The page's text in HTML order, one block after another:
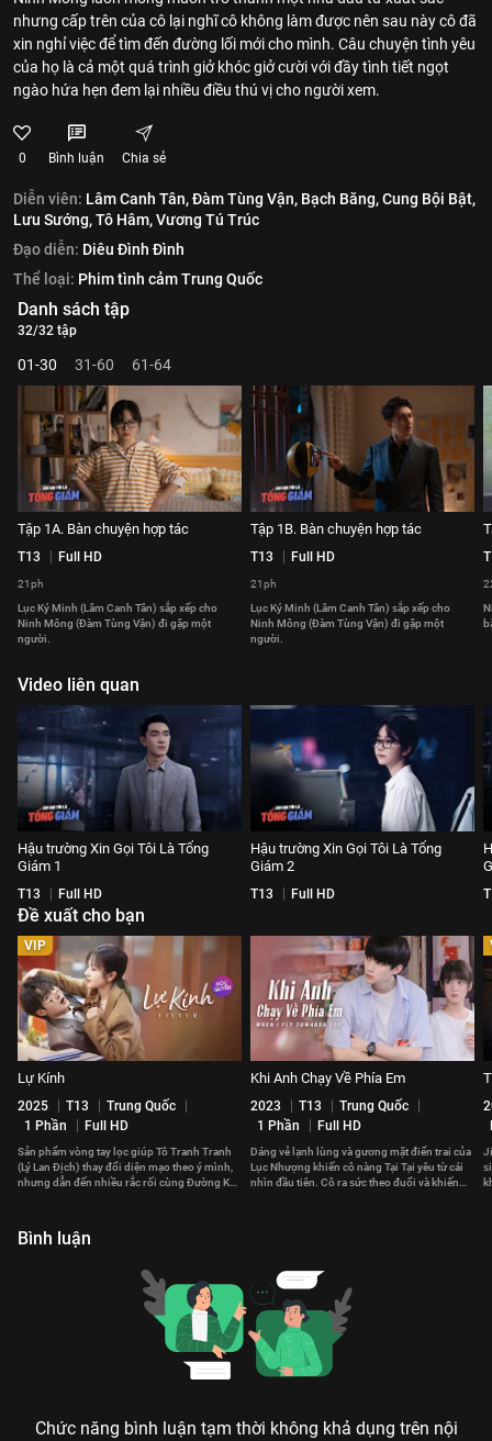
nhưng cấp trên của cô lại nghĩ cô không làm được nên sau này cô đã
xin nghỉ việc để tìm đến đường lối mới cho mình. Câu chuyện tình yêu
của họ là cả một quá trình giở khóc giở cười với đầy tình tiết ngọt
ngào hứa hẹn đem lại nhiều điều thú vị cho người xem.
0 Bình luận Chia sẻ
Diễn viên: Lâm Canh Tân,Đàm Tùng Vận, Bạch Băng,Cung Bội Bật,
Lưu Sướng,Tô Hâm,Vương Tú Trúc
Đạo diễn: Diêu Đình Đình
Thể loại: Phim tình cảm Trung Quốc
Danh sách tập
32/32 tập
01-30 31-60 61-64
Tập 1A. Bàn chuyện hợp tác
T13 Full HD
21ph
Lục Ký Minh (Lâm Canh Tân) sắp xếp cho
Ninh Mông (Đàm Tùng Vận) đi gặp một
người.
Tập 1B. Bàn chuyện hợp tác
T13 Full HD
21ph
Lục Ký Minh (Lâm Canh Tân) sắp xếp cho
Ninh Mông (Đàm Tùng Vận) đi gặp một
người.
Video liên quan
Hậu trường Xin Gọi Tôi Là Tổng
Giám 1
T13 Full HD
Hậu trường Xin Gọi Tôi Là Tổng
Giám 2
T13 Full HD
Đề xuất cho bạn
VIP
Lự Kính
2025 T13
Trung Quốc
1 Phần
Full HD
Sản phẩm vòng tay lọc giúp Tô Tranh Tranh
(Lý Lan Địch) thay đổi diện mạo theo ý mình,
nhưng dẫn đến nhiều rắc rối cùng Đường Kỳ
Khi Anh Chạy Về Phía Em
2023 T13
Trung Quốc
1 Phần
Full HD
Dáng vẻ lạnh lùng và gương mặt điển trai của
Lục Nhượng khiến cô nàng Tại Tại yêu từ cái
nhìn đầu tiên. Cô ra sức theo đuổi và khiến
Jira
Bình luận
Chức năng bình luận tạm thời không khả dụng trên nội